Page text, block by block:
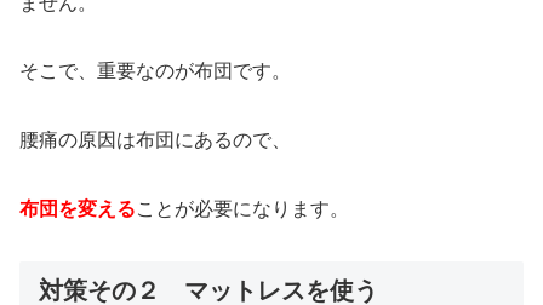
そこで、重要なのが布団です。
腰痛の原因は布団にあるので、
布団を変えることが必要になります。
対策その２ マットレスを使う